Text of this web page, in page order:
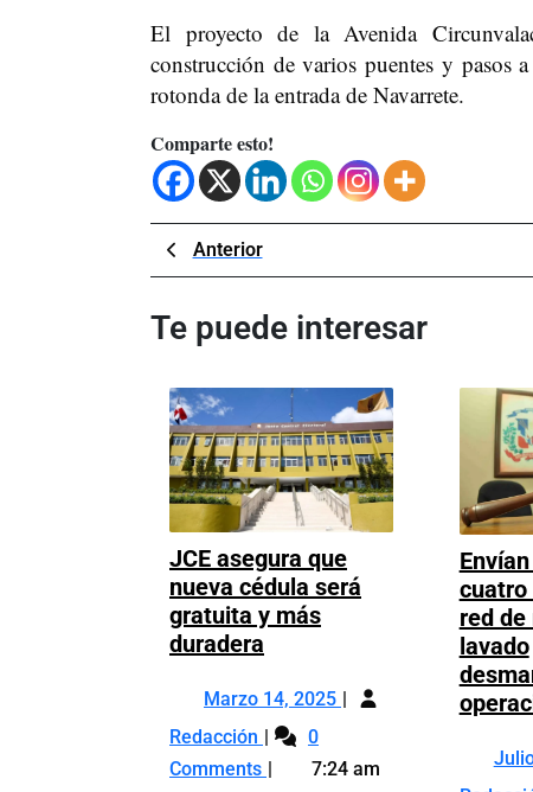
El proyecto de la Avenida
construcción de varios puentes y pasos
rotonda de la entrada de Navarrete.
Comparte esto!
Navegación
de
entradas
AnteriorPrevious
Post
Te puede interesar
JCE asegura que
nueva cédula será
gratuita y más
duradera
que
nueva
cédula
será
Marzo 14, 2025 Marzo
Redacción JCE
asegura
0
Comments
7:24 am
cuatro
red
lavado